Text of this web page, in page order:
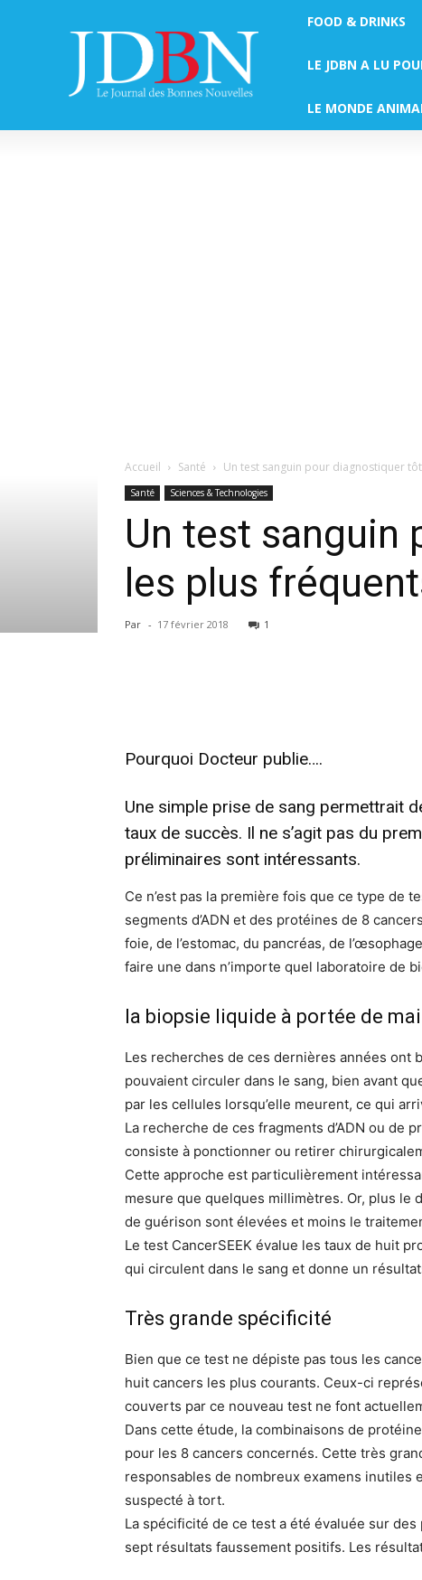
FOOD & DRINKS
LE JDBN A LU
LE MONDE
Accueil Santé Un test sanguin pour diagnostiquer
Santé Sciences & Technologies
Un test sanguin
les plus
Par - 17 février 2018 1
Pourquoi Docteur publie….
Une simple prise de sang permettrait
taux de succès. Il ne s’agit pas du
préliminaires sont intéressants.
Ce n’est pas la première fois que ce type de
segments d’ADN et des protéines de 8
foie, de l’estomac, du pancréas, de
faire une dans n’importe quel laboratoire de
la biopsie liquide à portée de
Les recherches de ces dernières années ont
pouvaient circuler dans le sang, bien avant
par les cellules lorsqu’elle meurent, ce qui
La recherche de ces fragments d’ADN ou de
consiste à ponctionner ou retirer
Cette approche est particulièrement
mesure que quelques millimètres. Or, plus le
de guérison sont élevées et moins le
Le test CancerSEEK évalue les taux de huit
qui circulent dans le sang et donne un
Très grande spécificité
Bien que ce test ne dépiste pas tous les
huit cancers les plus courants. Ceux-ci
couverts par ce nouveau test ne font
Dans cette étude, la combinaisons de
pour les 8 cancers concernés. Cette très
responsables de nombreux examens inutiles
suspecté à tort.
La spécificité de ce test a été évaluée sur
sept résultats faussement positifs. Les